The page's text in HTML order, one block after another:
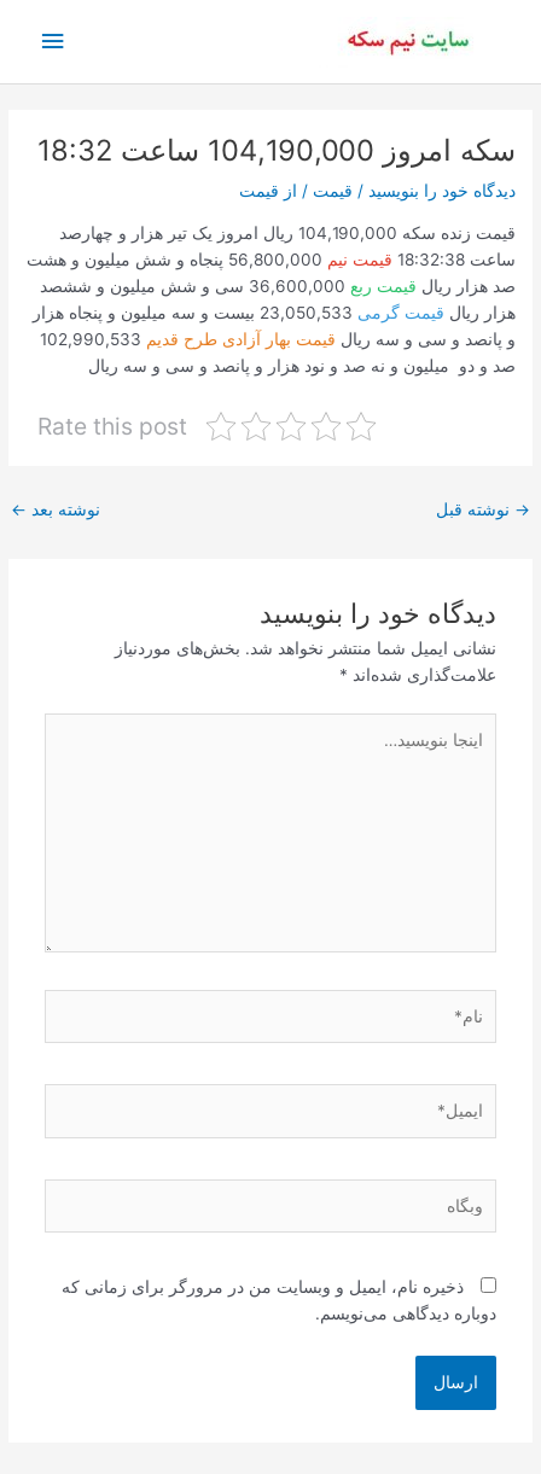
اصلی
سکه امروز 104,190,000 ساعت 18:32
دیدگاه‌ خود را بنویسید / قیمت / از قیمت
قیمت زنده سکه 104,190,000 ریال امروز یک تیر هزار و چهارصد
ساعت 18:32:38
قیمت نیم
56,800,000 پنجاه و شش میلیون و هشت
صد هزار ریال قیمت ربع
36,600,000 سی و شش میلیون و ششصد
هزار ریال قیمت گرمی
23,050,533 بیست و سه میلیون و پنجاه هزار
و پانصد و سی و سه ریال قیمت بهار آزادی طرح قدیم 102,990,533
صد و دو میلیون و نه صد و نود هزار و پانصد و سی و سه ریال
Rate this post
پیمایش
→ نوشته قبل نوشته بعد ←
دیدگاه‌ خود را بنویسید
نشانی ایمیل شما منتشر نخواهد شد. بخش‌های موردنیاز
علامت‌گذاری شده‌اند *
بنویسید…
ذخیره نام، ایمیل و وبسایت من در مرورگر برای زمانی که
دوباره دیدگاهی می‌نویسم.